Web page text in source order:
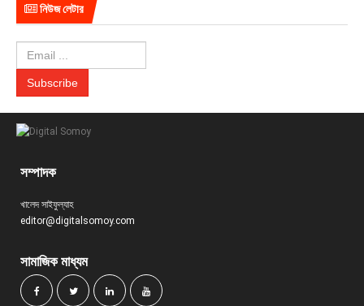
নিউজ লেটার
সম্পাদক
খালেদ সাইফুল্যাহ
editor@digitalsomoy.com
সামাজিক মাধ্যম